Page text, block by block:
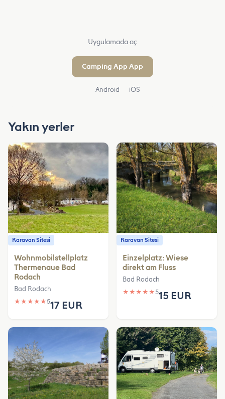
Uygulamada aç
Camping App App
Android iOS
Yakın yerler
Karavan Sitesi
Wohnmobilstellplatz
Thermenaue Bad
Rodach
Bad Rodach
★ ★ ★ ★ ★517 EUR
Karavan Sitesi
Einzelplatz: Wiese
direkt am Fluss
Bad Rodach
★ ★ ★ ★ ★515 EUR